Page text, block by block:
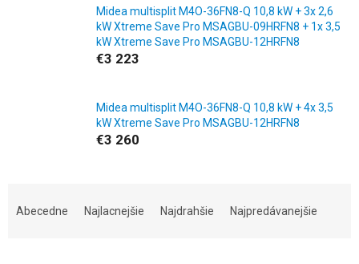
Midea multisplit M4O-36FN8-Q 10,8 kW + 3x 2,6
kW Xtreme Save Pro MSAGBU-09HRFN8 + 1x 3,5
kW Xtreme Save Pro MSAGBU-12HRFN8
€3 223
Midea multisplit M4O-36FN8-Q 10,8 kW + 4x 3,5
kW Xtreme Save Pro MSAGBU-12HRFN8
€3 260
Abecedne Najlacnejšie Najdrahšie Najpredávanejšie